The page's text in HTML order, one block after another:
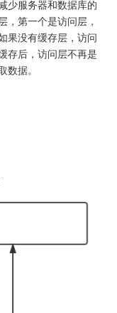
少服务器和数据库的
，第一个是访问层，
果没有缓存层，访问
存后，访问层不再是
数据。